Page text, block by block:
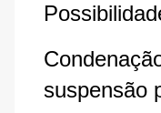
suspensão